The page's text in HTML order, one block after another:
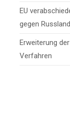
EU
gegen Russland
Erweiterung
Verfahren